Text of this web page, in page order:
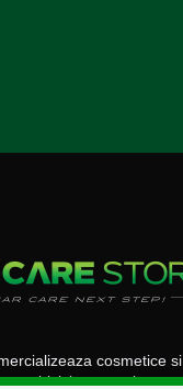
cosmetice si
atv, biciclete, camioane